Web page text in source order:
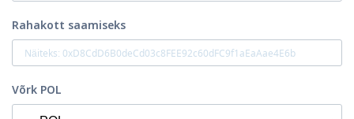
Rahakott saamiseks
Võrk POL